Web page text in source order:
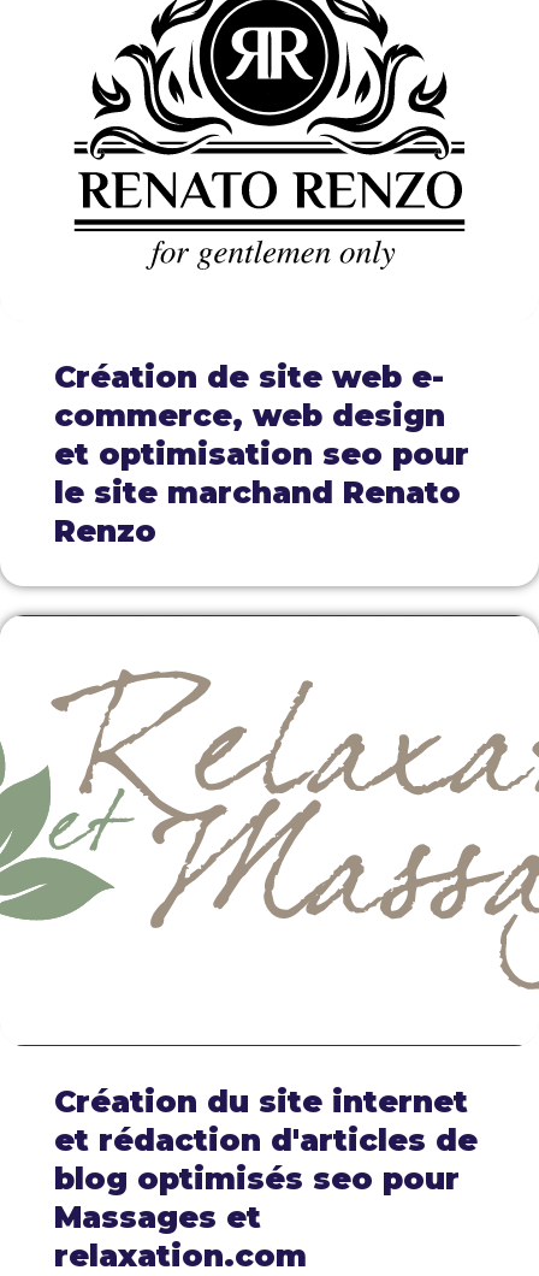
Création de site web e-
commerce, web design
et optimisation seo pour
le site marchand Renato
Renzo
Création du site internet
et rédaction d'articles de
blog optimisés seo pour
Massages et
relaxation.com